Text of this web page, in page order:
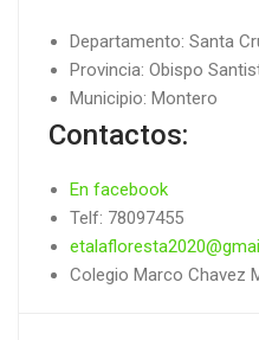
Departamento: Santa
Provincia: Obispo
Municipio: Montero
Contactos:
En facebook
Telf: 78097455
Colegio Marco Chavez